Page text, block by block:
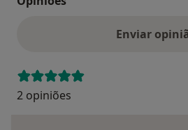
Enviar
2 opiniões